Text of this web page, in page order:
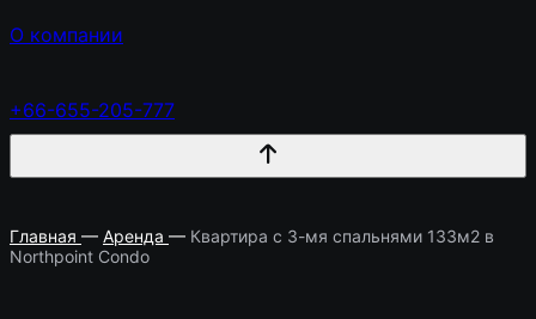
О компании
+66-655-205-777
Главная — Аренда — Квартира с 3-мя спальнями 133м2 в
Northpoint Condo